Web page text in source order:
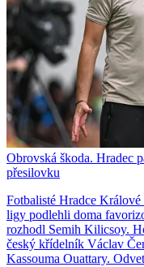
Obrovská škoda. Hradec
přesilovku
Fotbalisté Hradce
ligy podlehli doma
rozhodl Semih Kilicsoy.
český křídelník Václav
Kassouma Ouattary.